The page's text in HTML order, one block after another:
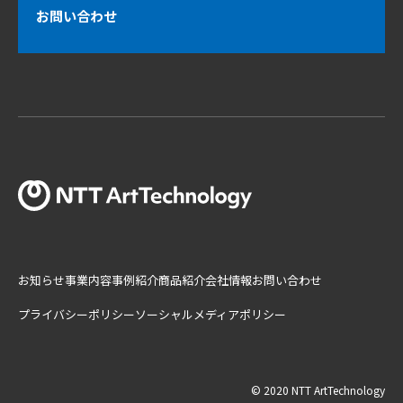
お問い合わせ
お知らせ事業内容事例紹介商品紹介会社情報お問い合わせ
プライバシーポリシーソーシャルメディアポリシー
© 2020 NTT ArtTechnology